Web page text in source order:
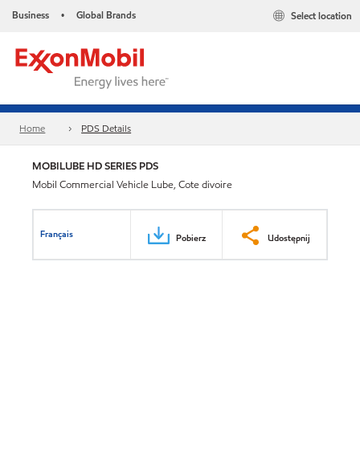
Business • Global Brands Select location
Home PDS Details
MOBILUBE HD SERIES PDS
Mobil Commercial Vehicle Lube, Cote divoire
Français Pobierz Udostępnij